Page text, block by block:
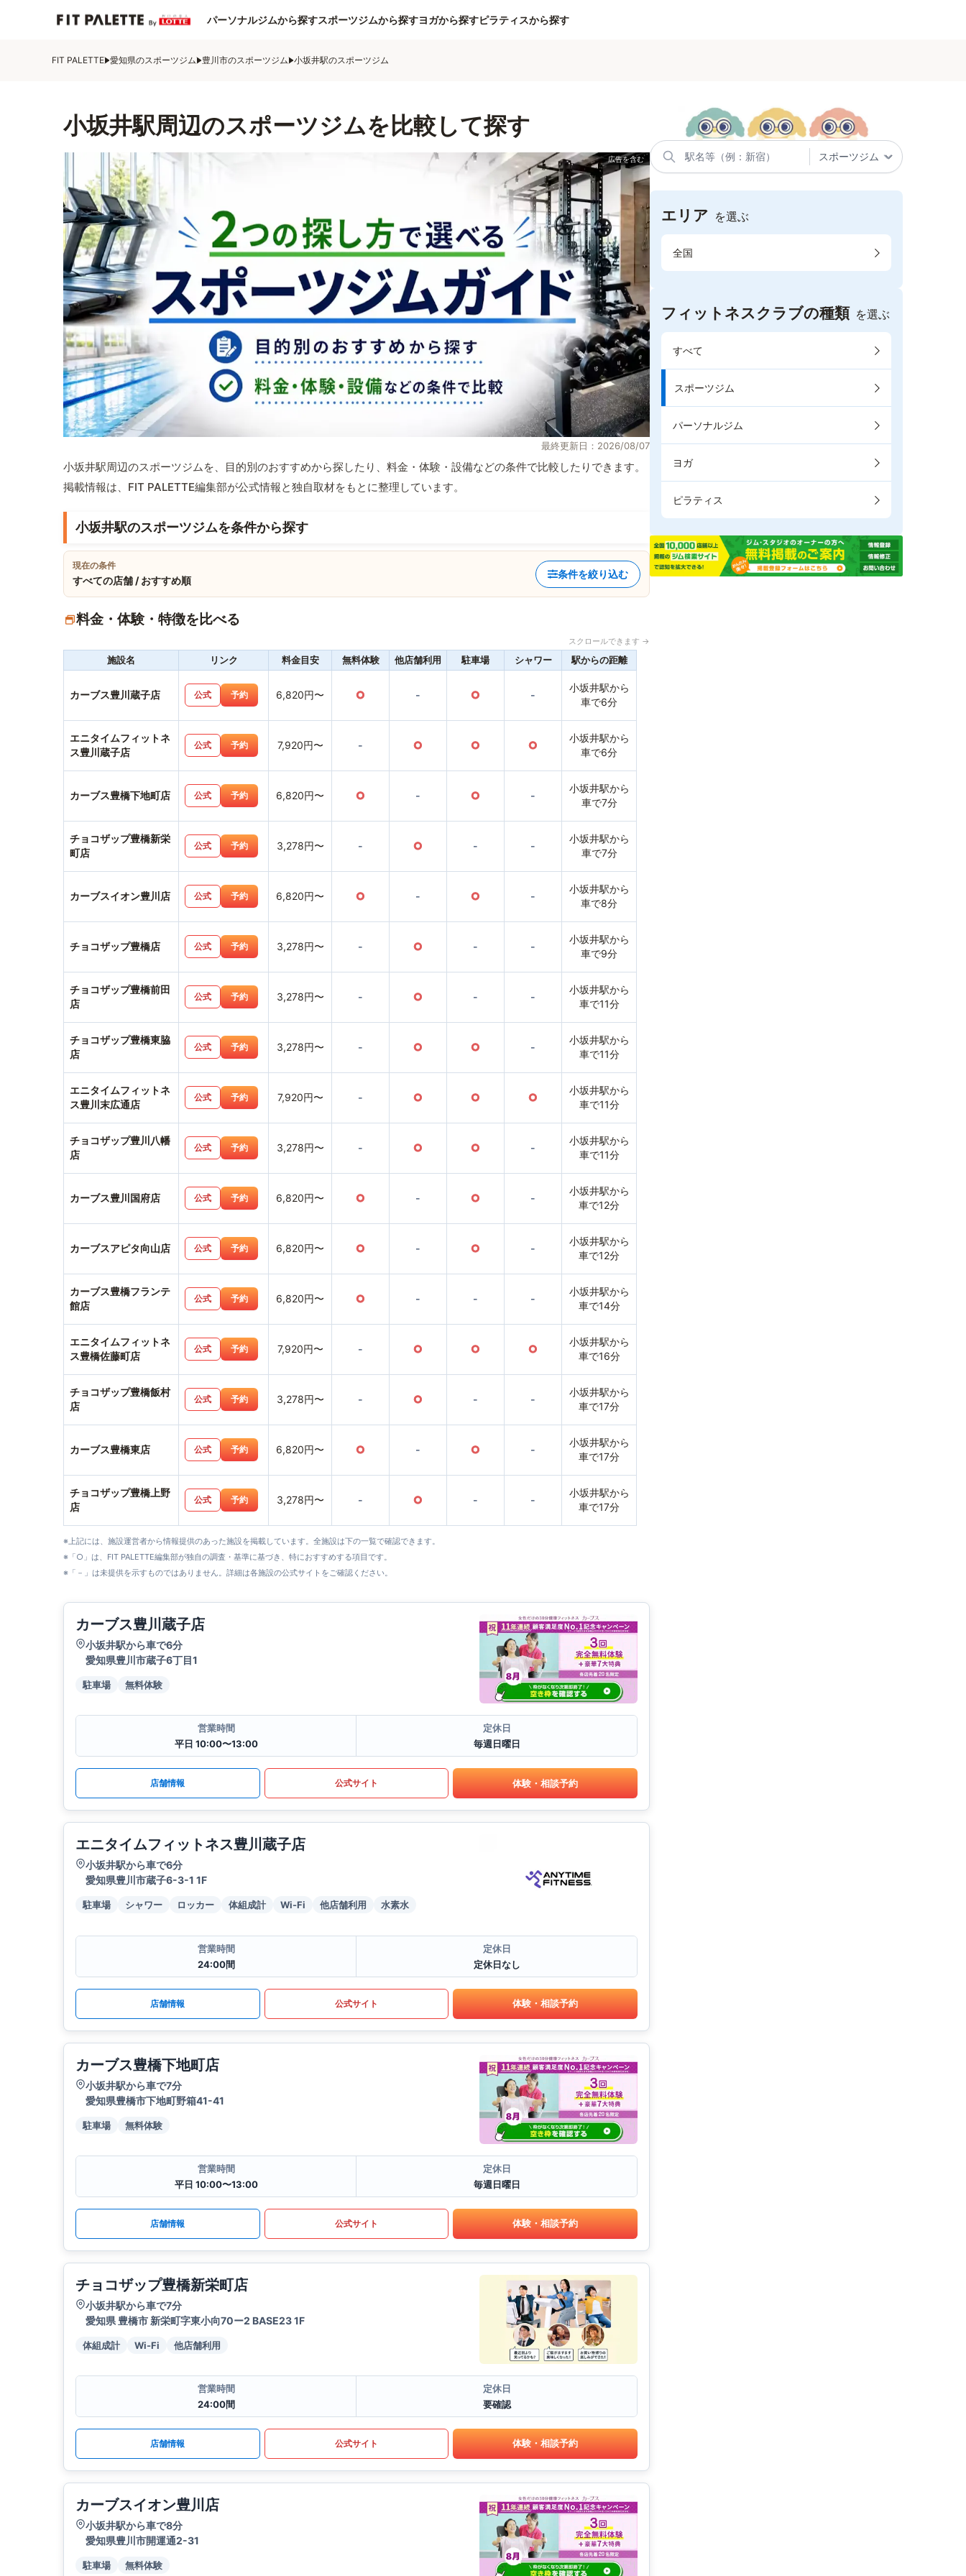
パーソナルジムから探すスポーツジムから探すヨガから探すピラティスから探す
FIT PALETTE 愛知県のスポーツジム 豊川市のスポーツジム 小坂井駅のスポーツジム
小坂井駅周辺のスポーツジムを比較して探す
最終更新日：2026/08/07
小坂井駅周辺のスポーツジムを、目的別のおすすめから探したり、料金・体験・設備などの条件で比較したりできます。
掲載情報は、FIT PALETTE編集部が公式情報と独自取材をもとに整理しています。
小坂井駅のスポーツジムを条件から探す
現在の条件
すべての店舗 / おすすめ順
条件を絞り込む
料金・体験・特徴を比べる
スクロールできます →
施設名 リンク 料金目安 無料体験 他店舗利用 駐車場 シャワー 駅からの距離
カーブス豊川蔵子店 公式 予約 6,820円〜 ○ - ○ -
小坂井駅から
車で6分
エニタイムフィットネ
ス豊川蔵子店
公式 予約 7,920円〜 - ○ ○ ○
小坂井駅から
車で6分
カーブス豊橋下地町店 公式 予約 6,820円〜 ○ - ○ -
小坂井駅から
車で7分
チョコザップ豊橋新栄
町店
公式 予約 3,278円〜 - ○ - -
小坂井駅から
車で7分
カーブスイオン豊川店 公式 予約 6,820円〜 ○ - ○ -
小坂井駅から
車で8分
チョコザップ豊橋店 公式 予約 3,278円〜 - ○ - -
小坂井駅から
車で9分
チョコザップ豊橋前田
店
公式 予約 3,278円〜 - ○ - -
小坂井駅から
車で11分
チョコザップ豊橋東脇
店
公式 予約 3,278円〜 - ○ ○ -
小坂井駅から
車で11分
エニタイムフィットネ
ス豊川末広通店
公式 予約 7,920円〜 - ○ ○ ○
小坂井駅から
車で11分
チョコザップ豊川八幡
店
公式 予約 3,278円〜 - ○ ○ -
小坂井駅から
車で11分
カーブス豊川国府店 公式 予約 6,820円〜 ○ - ○ -
小坂井駅から
車で12分
カーブスアピタ向山店 公式 予約 6,820円〜 ○ - ○ -
小坂井駅から
車で12分
カーブス豊橋フランテ
館店
公式 予約 6,820円〜 ○ - - -
小坂井駅から
車で14分
エニタイムフィットネ
ス豊橋佐藤町店
公式 予約 7,920円〜 - ○ ○ ○
小坂井駅から
車で16分
チョコザップ豊橋飯村
店
公式 予約 3,278円〜 - ○ - -
小坂井駅から
車で17分
カーブス豊橋東店 公式 予約 6,820円〜 ○ - ○ -
小坂井駅から
車で17分
チョコザップ豊橋上野
店
公式 予約 3,278円〜 - ○ - -
小坂井駅から
車で17分
※上記には、施設運営者から情報提供のあった施設を掲載しています。全施設は下の一覧で確認できます。
※「○」は、FIT PALETTE編集部が独自の調査・基準に基づき、特におすすめする項目です。
※「－」は未提供を示すものではありません。詳細は各施設の公式サイトをご確認ください。
カーブス豊川蔵子店
小坂井駅から車で6分
愛知県豊川市蔵子6丁目1
駐車場 無料体験
営業時間
平日 10:00〜13:00
定休日
毎週日曜日
店舗情報 公式サイト 体験・相談予約
エニタイムフィットネス豊川蔵子店
小坂井駅から車で6分
愛知県豊川市蔵子6-3-1 1F
駐車場 シャワー ロッカー 体組成計 Wi-Fi 他店舗利用 水素水
営業時間
24:00間
定休日
定休日なし
店舗情報 公式サイト 体験・相談予約
カーブス豊橋下地町店
小坂井駅から車で7分
愛知県豊橋市下地町野箱41-41
駐車場 無料体験
営業時間
平日 10:00〜13:00
定休日
毎週日曜日
店舗情報 公式サイト 体験・相談予約
チョコザップ豊橋新栄町店
小坂井駅から車で7分
愛知県 豊橋市 新栄町字東小向70ー2 BASE23 1F
体組成計 Wi-Fi 他店舗利用
営業時間
24:00間
定休日
要確認
店舗情報 公式サイト 体験・相談予約
カーブスイオン豊川店
小坂井駅から車で8分
愛知県豊川市開運通2-31
駐車場 無料体験
エリア を選ぶ
全国
フィットネスクラブの種類 を選ぶ
すべて
スポーツジム
パーソナルジム
ヨガ
ピラティス